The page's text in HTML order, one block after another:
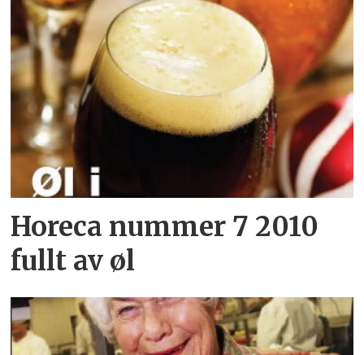
Horeca nummer 7 2010
fullt av øl